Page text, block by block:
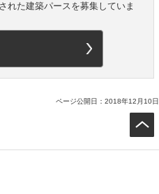
れた建築パースを募集していま
ページ公開日：2018年12月10日